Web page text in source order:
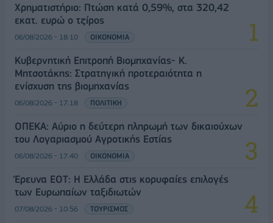
Χρηματιστήριο: Πτώση κατά 0,59%, στα 320,42
εκατ. ευρώ ο τζίρος
06/08/2026 - 18:10 ΟΙΚΟΝΟΜΙΑ
Κυβερνητική Επιτροπή Βιομηχανίας- Κ.
Μητσοτάκης: Στρατηγική προτεραιότητα η
ενίσχυση της βιομηχανίας
06/08/2026 - 17:18 ΠΟΛΙΤΙΚΗ
ΟΠΕΚΑ: Αύριο η δεύτερη πληρωμή των δικαιούχων
του Λογαριασμού Αγροτικής Εστίας
06/08/2026 - 17:40 ΟΙΚΟΝΟΜΙΑ
Έρευνα ΕΟΤ: Η Ελλάδα στις κορυφαίες επιλογές
των Ευρωπαίων ταξιδιωτών
07/08/2026 - 10:56 ΤΟΥΡΙΣΜΟΣ